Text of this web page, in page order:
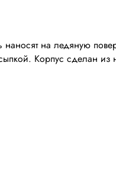
на ледяную
Корпус сделан из